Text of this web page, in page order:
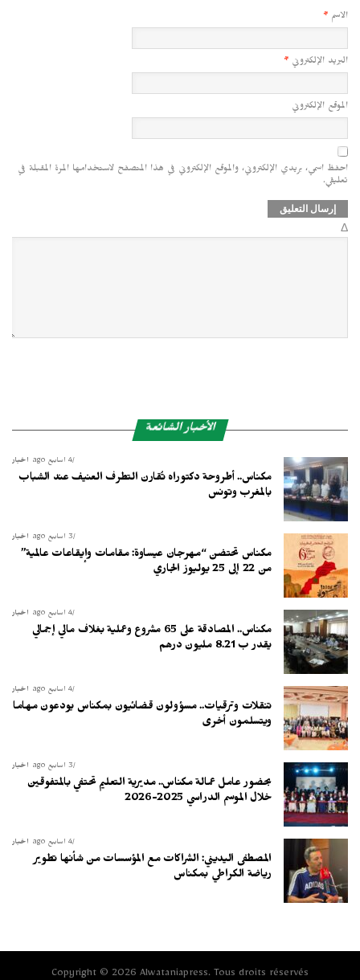
الاسم *
البريد الإلكتروني *
الموقع الإلكتروني
احفظ اسمي، بريدي الإلكتروني، والموقع الإلكتروني في هذا المتصفح لاستخدامها المرة المقبلة في
تعليقي.
Δ
الأخبار الشائعة
أخبار 4 أسابيع ago
مكناس.. أطروحة دكتوراه تُقارن التطرف العنيف عند الشباب
بالمغرب وتونس
أخبار 3 أسابيع ago
مكناس تحتضن “مهرجان عيساوة: مقامات وإيقاعات عالمية”
من 22 إلى 25 يوليوز الجاري
أخبار 4 أسابيع ago
مكناس.. المصادقة على 65 مشروع وعملية بغلاف مالي إجمالي
يقدر ب 8.21 مليون درهم
أخبار 4 أسابيع ago
تنقلات وترقيات.. مسؤولون قضائيون بمكناس يودعون مهاما
ويتسلمون أخرى
أخبار 3 أسابيع ago
بحضور عامل عمالة مكناس.. مديرية التعليم تحتفي بالمتفوقين
خلال الموسم الدراسي 2025-2026
أخبار 4 أسابيع ago
المصطفى اليديني: الشراكات مع المؤسسات من شأنها تطوير
رياضة الكراطي بمكناس
Copyright © 2026 Alwataniapress. Tous droits réservés